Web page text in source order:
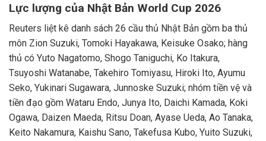
Lực lượng của Nhật Bản World Cup 2026
Reuters liệt kê danh sách 26 cầu thủ Nhật Bản gồm ba thủ
môn Zion Suzuki, Tomoki Hayakawa, Keisuke Osako; hàng
thủ có Yuto Nagatomo, Shogo Taniguchi, Ko Itakura,
Tsuyoshi Watanabe, Takehiro Tomiyasu, Hiroki Ito, Ayumu
Seko, Yukinari Sugawara, Junnoske Suzuki; nhóm tiền vệ và
tiền đạo gồm Wataru Endo, Junya Ito, Daichi Kamada, Koki
Ogawa, Daizen Maeda, Ritsu Doan, Ayase Ueda, Ao Tanaka,
Keito Nakamura, Kaishu Sano, Takefusa Kubo, Yuito Suzuki,